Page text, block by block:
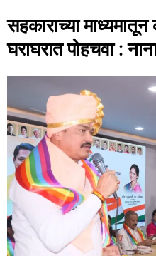
सहकाराच्या
घराघरात पोहचवा :